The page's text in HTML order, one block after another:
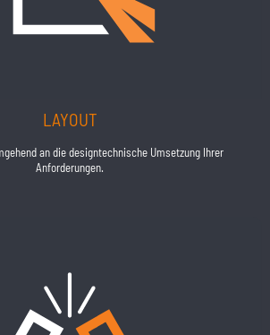
LAYOUT
an die designtechnische Umsetzung Ihrer
Anforderungen.